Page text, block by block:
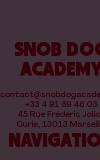
SNOB
+33 4 91 89 46 03
45 Rue Frédéric
Curie, 13013